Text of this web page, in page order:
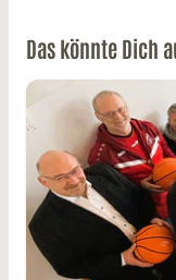
Das könnte Dich